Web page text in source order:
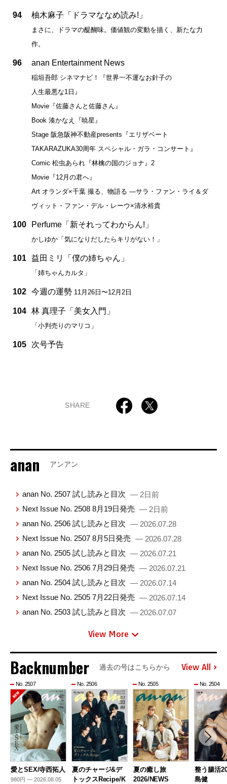
94 柚木麻子「ドラマななめ読み!」
まさに、ドラマの醍醐味。価値観の変動を描く、新たな力
作。
96 anan Entertainment News
稲垣吾郎 シネマナビ！『世界一不運なお針子の
人生最悪な1日』
Movie『佐藤さんと佐藤さん』
Book 湊かなえ『暁星』
Stage 阪急阪神不動産presents『エリザベート
TAKARAZUKA30周年 スペシャル・ガラ・コンサート』
Comic 松虫あられ『林檎の国のジョナ』2
Movie『12月の君へ』
Art オランダ×千葉 撮る、物語る ―サラ・ファン・ライ＆ダ
ヴィット・ファン・デル・レーウ×清水裕貴
100 Perfume「新それってわからん!」
かしゆか「気になりだしたらキリがない！」
101 益田ミリ「僕の姉ちゃん」
「姉ちゃんカルタ」
102 今週の運勢 11月26日〜12月2日
104 林 真理子「美女入門」
「小判売りのマリコ」
105 次号予告
SHARE
anan アンアン
anan No. 2507 試し読みと目次 — 2日前
Next Issue No. 2508 8月19日発売 — 2日前
anan No. 2506 試し読みと目次 — 2026.07.28
Next Issue No. 2507 8月5日発売 — 2026.07.28
anan No. 2505 試し読みと目次 — 2026.07.21
Next Issue No. 2506 7月29日発売 — 2026.07.21
anan No. 2504 試し読みと目次 — 2026.07.14
Next Issue No. 2505 7月22日発売 — 2026.07.14
anan No. 2503 試し読みと目次 — 2026.07.07
View More
Backnumber 過去の号はこちらから View All
No. 2507
愛とSEX/寺西拓人
980円 — 2026.08.05
No. 2506
夏のチャージ&デ
トックスRecipe/K
No. 2505
夏の癒し旅
2026/NEWS
No. 2504
整う腸活
島健